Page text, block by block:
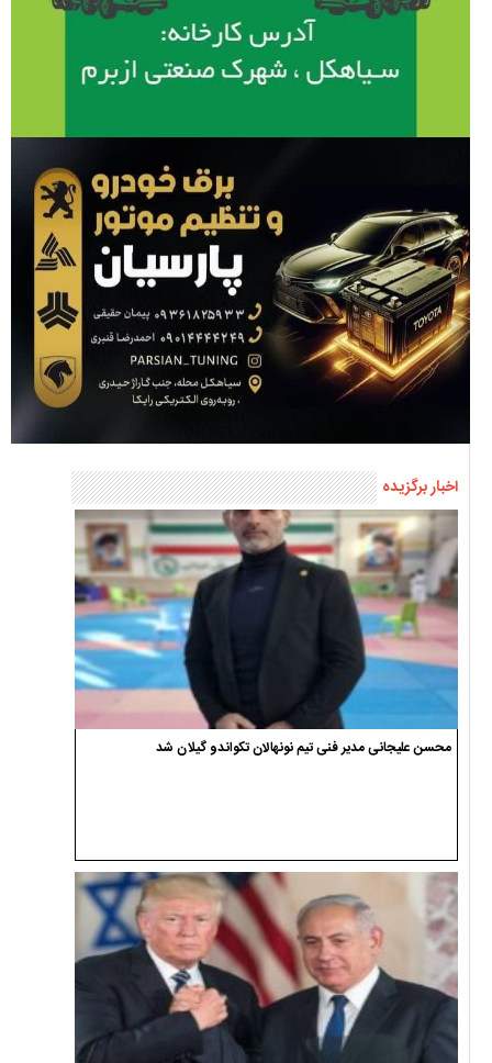
اخبار برگزیده
محسن علیجانی مدیر فنی تیم نونهالان تکواندو گیلان شد